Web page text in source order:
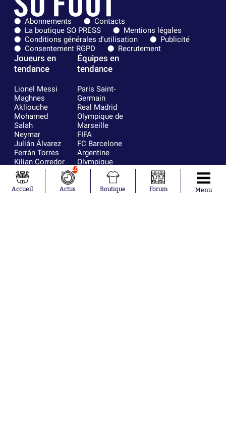
Abonnements
Contacts
La boutique SO PRESS
Mentions légales
Conditions générales d'utilisation
Publicité
Consentement RGPD
Recrutement
Joueurs en
tendance
Lionel Messi
Maghnes
Akliouche
Mohamed
Salah
Neymar
Julián Álvarez
Ferrán Torres
Kilian Corredor
Franco
Mastantuono
Orel Mangala
Équipes en
tendance
Paris Saint-
Germain
Real Madrid
Olympique de
Marseille
FIFA
FC Barcelone
Argentine
Olympique
lyonnais
AS Monaco
RC Strasbourg
Accueil
10
Actus Boutique Forum Menu